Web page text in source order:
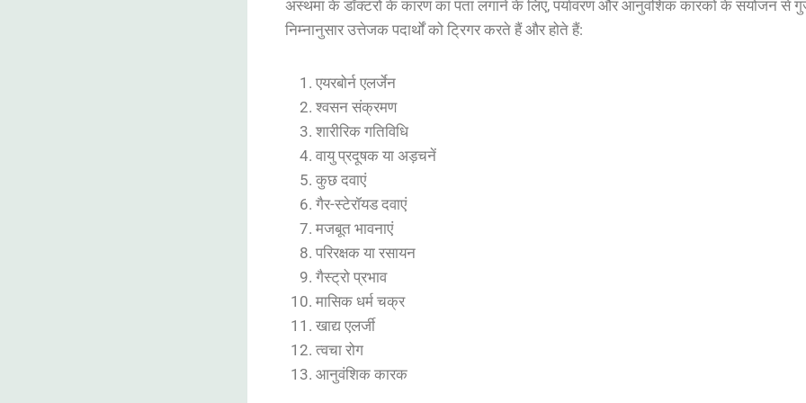
अस्थमा के डॉक्टरों के कारण का पता लगाने के लिए, पर्यावरण और आनुवंशिक कारकों के संयोजन से
निम्नानुसार उत्तेजक पदार्थों को ट्रिगर करते हैं और होते हैं:
एयरबोर्न एलर्जेन
श्वसन संक्रमण
शारीरिक गतिविधि
वायु प्रदूषक या अड़चनें
कुछ दवाएं
गैर-स्टेरॉयड दवाएं
मजबूत भावनाएं
परिरक्षक या रसायन
गैस्ट्रो प्रभाव
मासिक धर्म चक्र
खाद्य एलर्जी
त्वचा रोग
आनुवंशिक कारक